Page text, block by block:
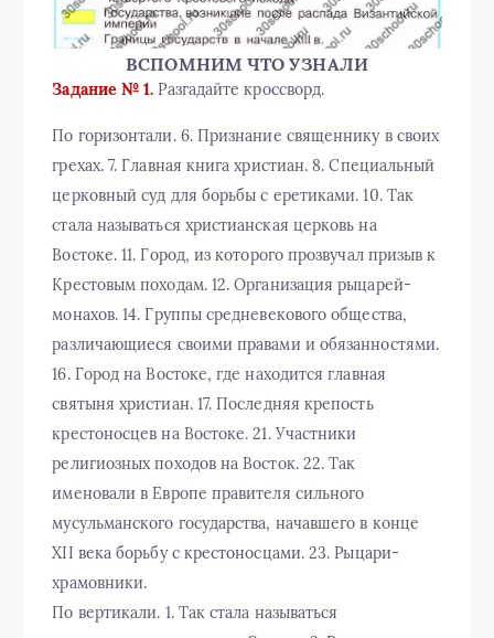
ВСПОМНИМ ЧТО УЗНАЛИ
Задание № 1. Разгадайте кроссворд.
По горизонтали. 6. Признание священнику в своих
грехах. 7. Главная книга христиан. 8. Специальный
церковный суд для борьбы с еретиками. 10. Так
стала называться христианская церковь на
Востоке. 11. Город, из которого прозвучал призыв к
Крестовым походам. 12. Организация рыцарей-
монахов. 14. Группы средневекового общества,
различающиеся своими правами и обязанностями.
16. Город на Востоке, где находится главная
святыня христиан. 17. Последняя крепость
крестоносцев на Востоке. 21. Участники
религиозных походов на Восток. 22. Так
именовали в Европе правителя сильного
мусульманского государства, начавшего в конце
XII века борьбу с крестоносцами. 23. Рыцари-
храмовники.
По вертикали. 1. Так стала называться